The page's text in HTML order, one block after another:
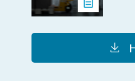
10 trin til en grøn og
CO2-reduktion for en